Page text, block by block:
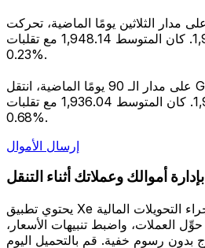
على مدار الثلاثين يومًا الماضية، تحركت GHC إلى LAK بين
1,922.65 و 1,976.15. كان المتوسط 1,948.14 مع تقلبات
0.23%.
على مدار الـ 90 يومًا الماضية، انتقل GHC إلى LAK بين
1,848.94 و 1,992.76. كان المتوسط 1,936.04 مع تقلبات
0.68%.
إرسال الأموال
أموالك وعملاتك أثناء التنقل
يحتوي تطبيق Xe على كل ما تحتاجه لإجراء التحويلات المالية
حوِّل العملات، واضبط تنبيهات الأسعار،